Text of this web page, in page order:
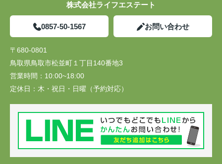
株式会社ライフエステート
0857-50-1567 お問い合わせ
〒680-0801
鳥取県鳥取市松並町１丁目140番地3
営業時間： 10:00~18:00
定休日： 木・祝日・日曜（予約対応）